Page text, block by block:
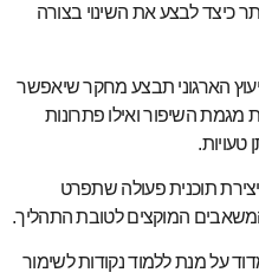
כיצד לבצע את השינוי בצורה
הארגוני תבצע מחקר שיאפשר
מגמת השיפור ואילו פתרונות
טעויות.
תוכנית פעולה שתפרט
המוקצים לטובת התהליך.
על מנת ללמוד נקודות לשימור